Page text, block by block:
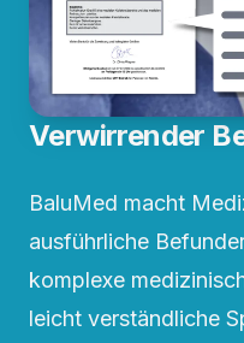
Verwirrender
BaluMed macht
ausführliche
komplexe
leicht verständliche